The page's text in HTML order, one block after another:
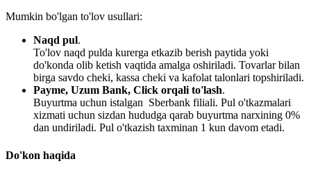
Mumkin bo'lgan to'lov usullari:
Naqd pul.
To'lov naqd pulda kurerga etkazib berish paytida yoki
do'konda olib ketish vaqtida amalga oshiriladi. Tovarlar bilan
birga savdo cheki, kassa cheki va kafolat talonlari topshiriladi.
Payme, Uzum Bank, Click orqali to'lash.
Buyurtma uchun istalgan Sberbank filiali. Pul o'tkazmalari
xizmati uchun sizdan hududga qarab buyurtma narxining 0%
dan undiriladi. Pul o'tkazish taxminan 1 kun davom etadi.
Do'kon haqida